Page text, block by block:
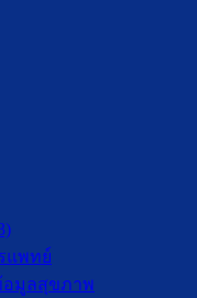
แพทย์
อมูลสุขภาพ